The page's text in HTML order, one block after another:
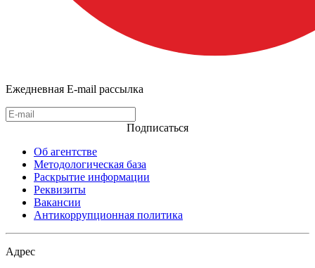
Ежедневная E-mail рассылка
Подписаться
Об агентстве
Методологическая база
Раскрытие информации
Реквизиты
Вакансии
Антикоррупционная политика
Адрес